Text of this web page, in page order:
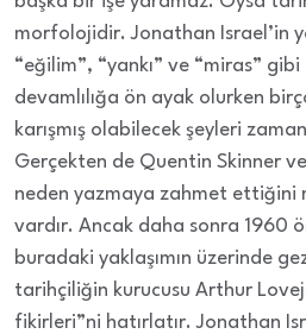
morfolojidir. Jonathan Israel’in
“eğilim”, “yankı” ve “miras”
devamlılığa ön ayak olurken
karışmış olabilecek şeyleri
Gerçekten de Quentin Skinner
neden yazmaya zahmet ettiğini
vardır. Ancak daha sonra 1960
buradaki yaklaşımın üzerinde
tarihçiliğin kurucusu Arthur
fikirleri”ni hatırlatır. Jonathan